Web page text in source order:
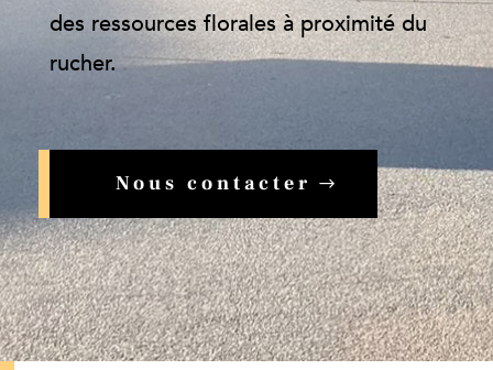
des ressources florales à proximité du
rucher.
Nous contacter